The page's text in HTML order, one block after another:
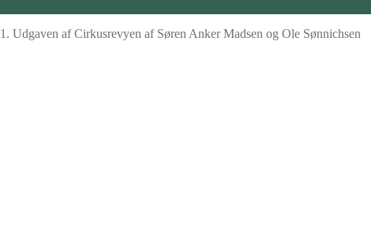
1. Udgaven af Cirkusrevyen af Søren Anker Madsen og Ole Sønnichsen